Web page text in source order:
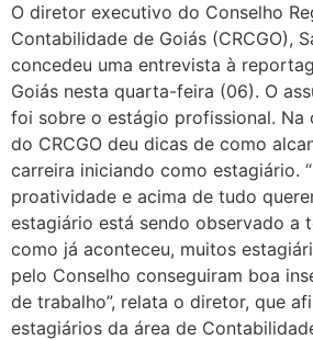
O diretor executivo do Conselho
Contabilidade de Goiás (CRCGO),
concedeu uma entrevista à
Goiás nesta quarta-feira (06). O
foi sobre o estágio profissional. Na
do CRCGO deu dicas de como
carreira iniciando como estagiário.
proatividade e acima de tudo
estagiário está sendo observado a
como já aconteceu, muitos
pelo Conselho conseguiram boa
de trabalho”, relata o diretor, que
estagiários da área de